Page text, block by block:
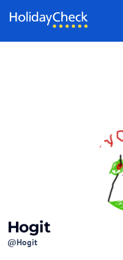
Hogit
@Hogit